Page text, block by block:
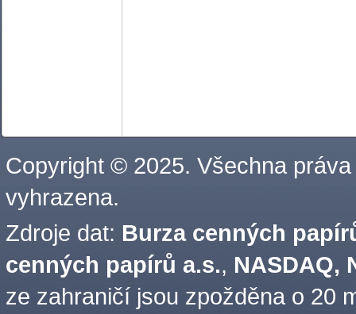
Copyright © 2025. Všechna práva
vyhrazena.
Zdroje dat: Burza cenných
cenných papírů a.s., NASDAQ,
ze zahraničí jsou zpožděna o 20